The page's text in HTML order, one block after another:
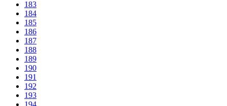
183
184
185
186
187
188
189
190
191
192
193
194